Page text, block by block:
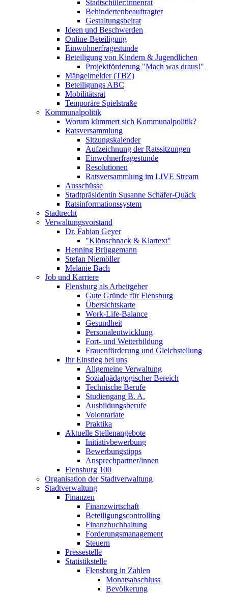
Stadtschüler:innenrat
Behindertenbeauftragter
Gestaltungsbeirat
Ideen und Beschwerden
Online-Beteiligung
Einwohnerfragestunde
Beteiligung von Kindern & Jugendlichen
Projektförderung "Mach was draus!"
Mängelmelder (TBZ)
Beteiligungs ABC
Mobilitätsrat
Temporäre Spielstraße
Kommunalpolitik
Worum kümmert sich Kommunalpolitik?
Ratsversammlung
Sitzungskalender
Aufzeichnung der Ratssitzungen
Einwohnerfragestunde
Resolutionen
Ratsversammlung im LIVE Stream
Ausschüsse
Stadtpräsidentin Susanne Schäfer-Quäck
Ratsinformationssystem
Stadtrecht
Verwaltungsvorstand
Dr. Fabian Geyer
"Klönschnack & Klartext"
Henning Brüggemann
Stefan Niemöller
Melanie Bach
Job und Karriere
Flensburg als Arbeitgeber
Gute Gründe für Flensburg
Übersichtskarte
Work-Life-Balance
Gesundheit
Personalentwicklung
Fort- und Weiterbildung
Frauenförderung und Gleichstellung
Ihr Einstieg bei uns
Allgemeine Verwaltung
Sozialpädagogischer Bereich
Technische Berufe
Studiengang B. A.
Ausbildungsberufe
Volontariate
Praktika
Aktuelle Stellenangebote
Initiativbewerbung
Bewerbungstipps
Ansprechpartner/innen
Flensburg 100
Organisation der Stadtverwaltung
Stadtverwaltung
Finanzen
Finanzwirtschaft
Beteiligungscontrolling
Finanzbuchhaltung
Forderungsmanagement
Steuern
Pressestelle
Statistikstelle
Flensburg in Zahlen
Monatsabschluss
Bevölkerung